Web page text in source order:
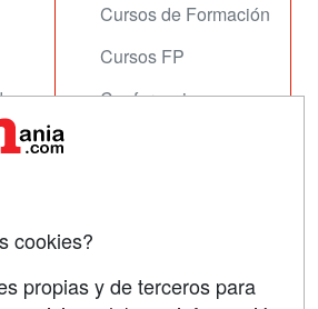
Cursos de Formación
Cursos FP
Conferencias
cookies?
propias y de terceros para